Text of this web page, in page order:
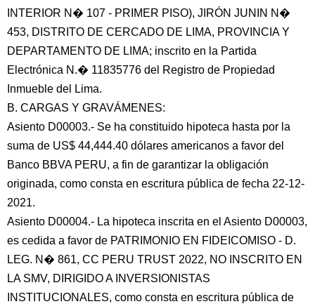
INTERIOR N� 107 - PRIMER PISO), JIRÓN JUNIN N�
453, DISTRITO DE CERCADO DE LIMA, PROVINCIA Y
DEPARTAMENTO DE LIMA; inscrito en la Partida
Electrónica N.� 11835776 del Registro de Propiedad
Inmueble del Lima.
B. CARGAS Y GRAVÁMENES:
Asiento D00003.- Se ha constituido hipoteca hasta por la
suma de US$ 44,444.40 dólares americanos a favor del
Banco BBVA PERU, a fin de garantizar la obligación
originada, como consta en escritura pública de fecha 22-12-
2021.
Asiento D00004.- La hipoteca inscrita en el Asiento D00003,
es cedida a favor de PATRIMONIO EN FIDEICOMISO - D.
LEG. N� 861, CC PERU TRUST 2022, NO INSCRITO EN
LA SMV, DIRIGIDO A INVERSIONISTAS
INSTITUCIONALES, como consta en escritura pública de